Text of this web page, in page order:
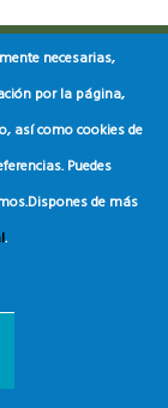
necesarias,
por la página,
así como cookies de
Puedes
Dispones de más
.